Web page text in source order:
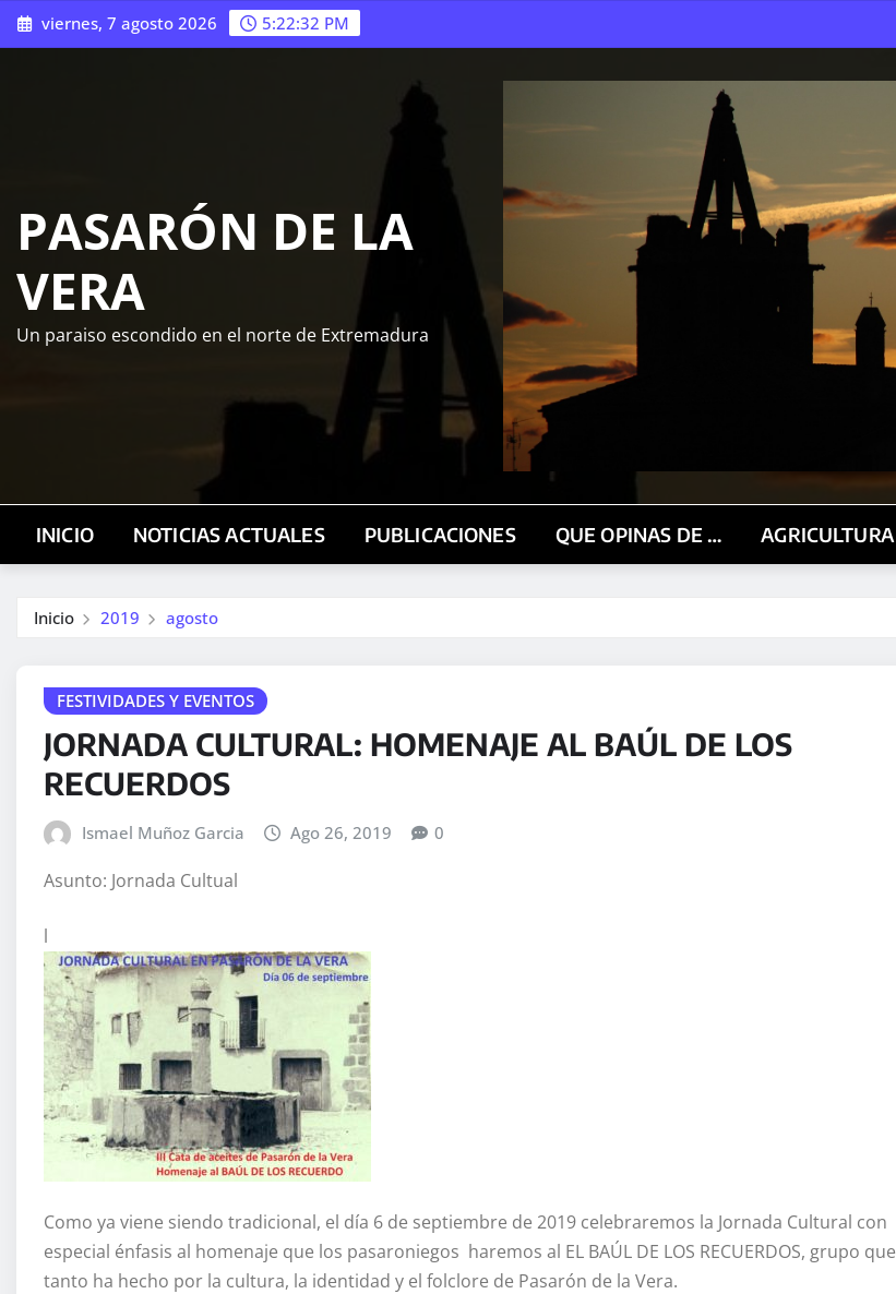
Saltar
al
viernes, 7 agosto 2026 5:22:33 PM
PASARÓN DE LA
VERA
Un paraiso escondido en el norte de Extremadura
INICIO NOTICIAS ACTUALES PUBLICACIONES QUE OPINAS DE … AGRICULTURA
Inicio 2019 agosto
FESTIVIDADES Y EVENTOS
JORNADA CULTURAL: HOMENAJE AL BAÚL DE LOS
RECUERDOS
Ismael Muñoz Garcia Ago 26, 2019 0
Asunto: Jornada Cultual
l
Como ya viene siendo tradicional, el día 6 de septiembre de 2019 celebraremos la Jornada Cultural con
especial énfasis al homenaje que los pasaroniegos haremos al EL BAÚL DE LOS RECUERDOS, grupo que
tanto ha hecho por la cultura, la identidad y el folclore de Pasarón de la Vera.